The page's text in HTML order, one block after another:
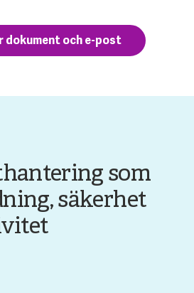
dokument och e-post
som
säkerhet